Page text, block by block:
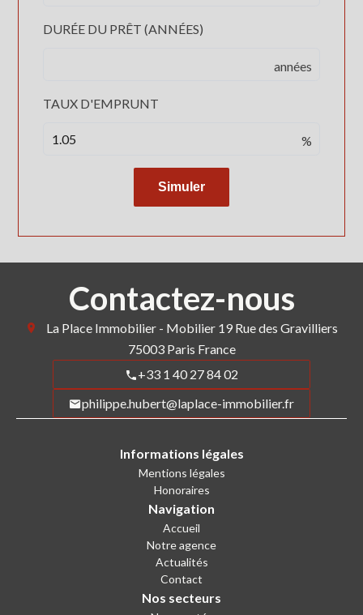
DURÉE DU PRÊT (ANNÉES)
années
TAUX D'EMPRUNT
%
Simuler
Contactez-nous
La Place Immobilier - Mobilier 19 Rue des Gravilliers
75003Paris France
+33 1 40 27 84 02
philippe.hubert@laplace-immobilier.fr
Informations légales
Mentions légales
Honoraires
Navigation
Accueil
Notre agence
Actualités
Contact
Nos secteurs